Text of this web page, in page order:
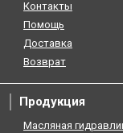
Контакты
Помощь
Доставка
Возврат
Продукция
Масляная